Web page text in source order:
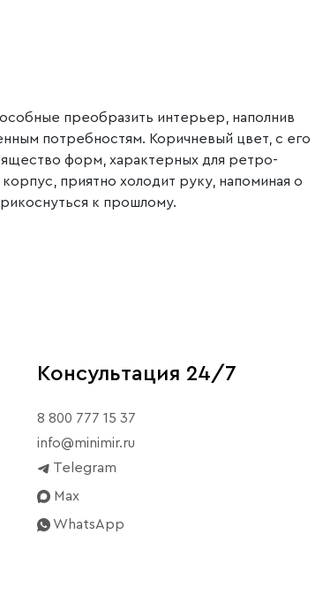
преобразить интерьер, наполнив
потребностям. Коричневый цвет, с его
форм, характерных для ретро-
приятно холодит руку, напоминая о
к прошлому.
Консультация 24/7
8 800 777 15 37
info@minimir.ru
Telegram
Max
WhatsApp